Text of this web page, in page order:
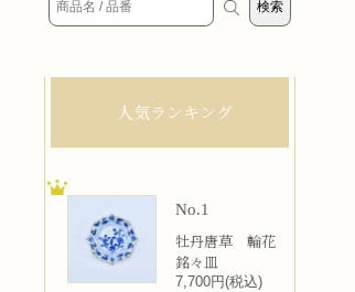
人気ランキング
No.1
牡丹唐草 輪花
銘々皿
7,700円(税込)